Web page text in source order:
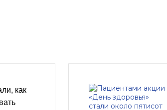
как